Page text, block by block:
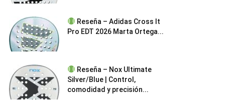
Reseña – Adidas Cross It
Pro EDT 2026 Marta Ortega...
Reseña – Nox Ultimate
Silver/Blue | Control,
comodidad y precisión...